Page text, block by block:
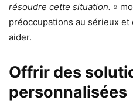
résoudre cette situation. »
préoccupations au sérieux
aider.
Offrir des
personnalisées